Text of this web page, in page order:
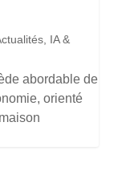
IA &
abordable de
orienté